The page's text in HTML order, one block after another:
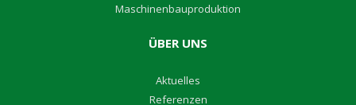
Maschinenbauproduktion
ÜBER UNS
Aktuelles
Referenzen